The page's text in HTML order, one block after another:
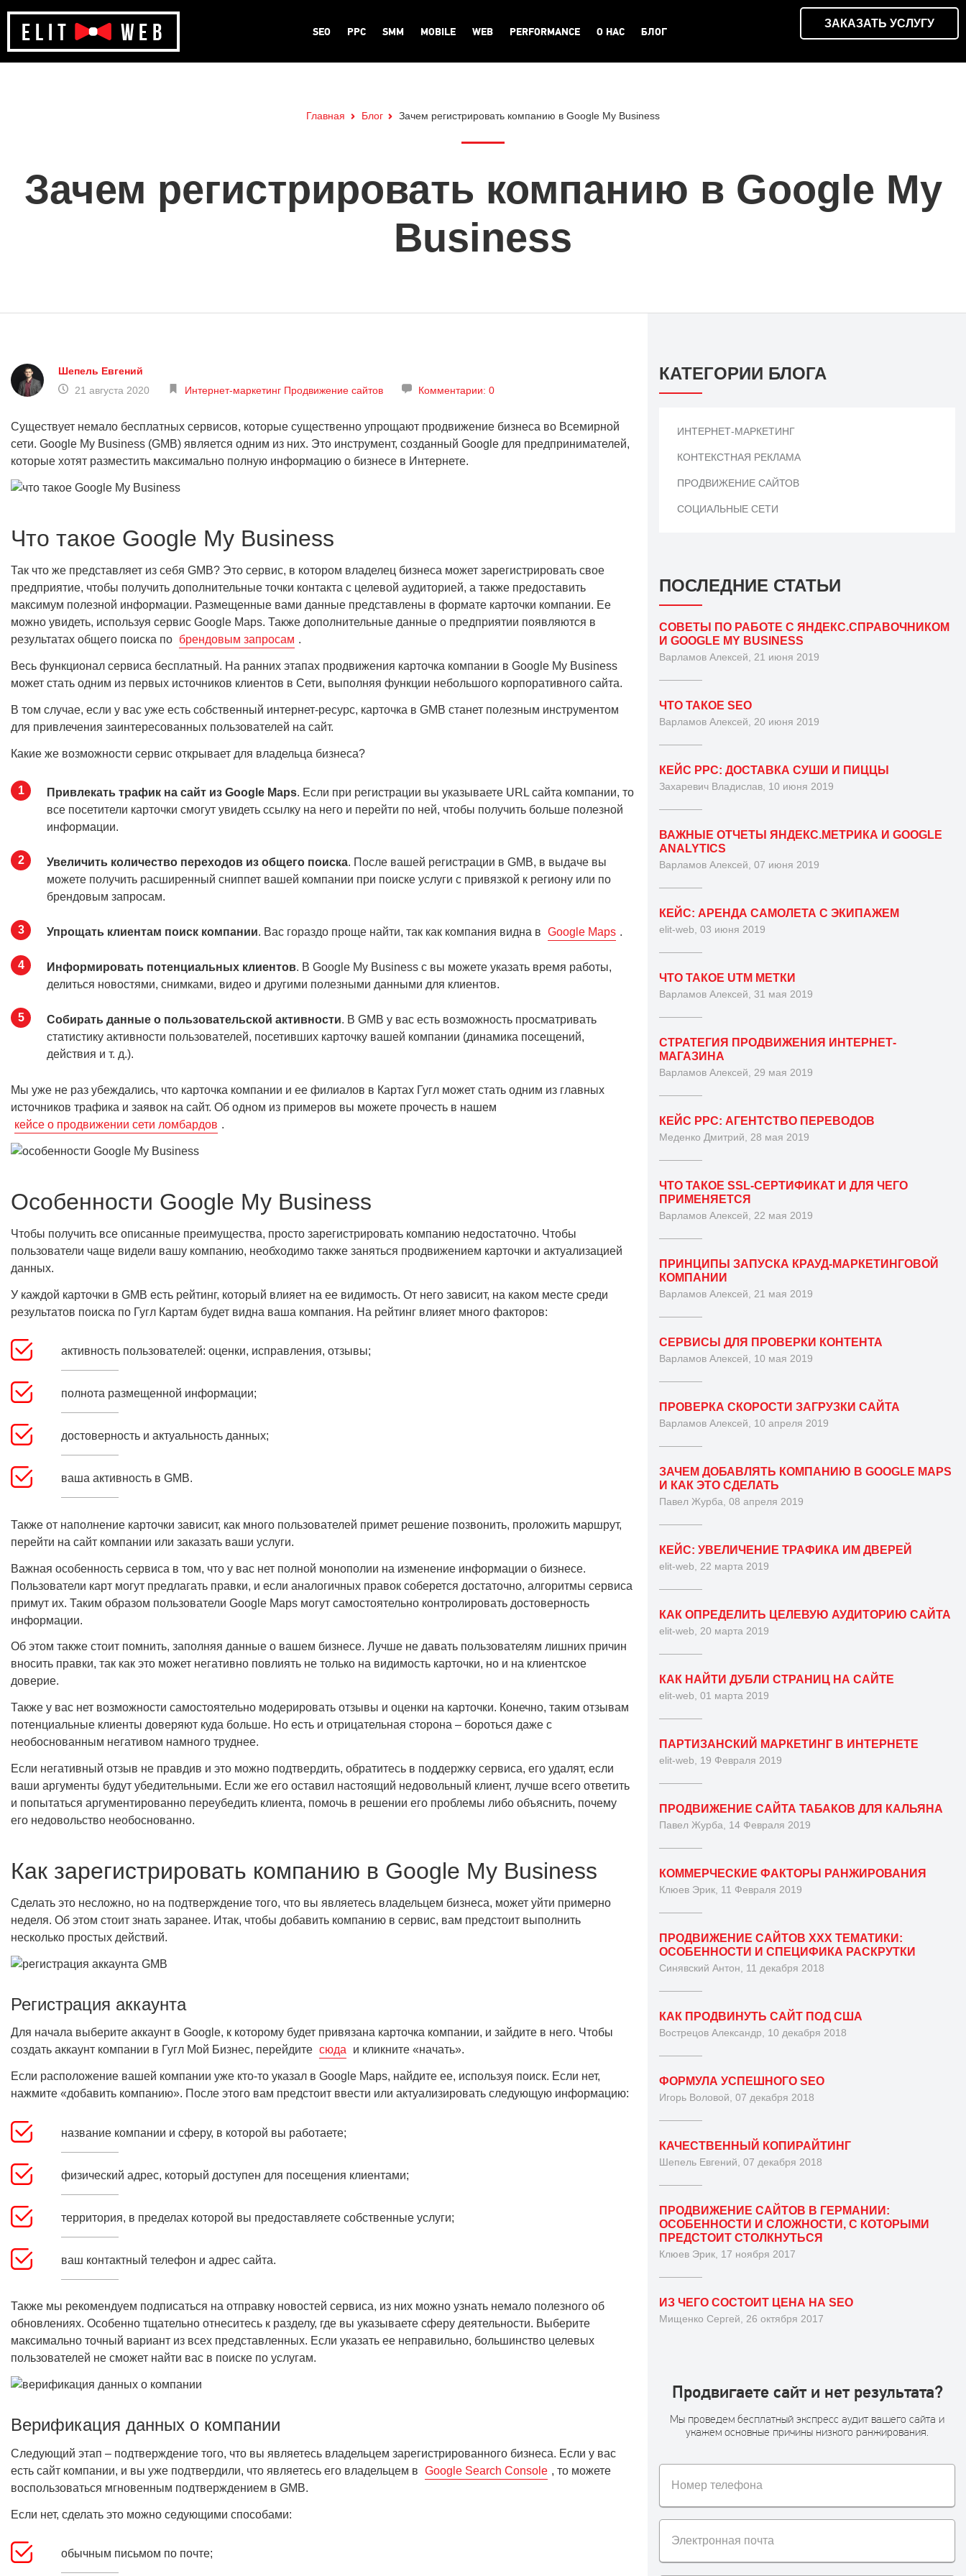
SEO PPC SMM MOBILE WEB PERFORMANCE О НАС БЛОГ
ЗАКАЗАТЬ УСЛУГУ
Главная Блог Зачем регистрировать компанию в Google My Business
Зачем регистрировать компанию в Google My
Business
Шепель Евгений
21 августа 2020
Интернет-маркетинг Продвижение сайтов Комментарии: 0
Существует немало бесплатных сервисов, которые существенно упрощают продвижение бизнеса во Всемирной
сети. Google My Business (GMB) является одним из них. Это инструмент, созданный Google для предпринимателей,
которые хотят разместить максимально полную информацию о бизнесе в Интернете.
Что такое Google My Business
Так что же представляет из себя GMB? Это сервис, в котором владелец бизнеса может зарегистрировать свое
предприятие, чтобы получить дополнительные точки контакта с целевой аудиторией, а также предоставить
максимум полезной информации. Размещенные вами данные представлены в формате карточки компании. Ее
можно увидеть, используя сервис Google Maps. Также дополнительные данные о предприятии появляются в
результатах общего поиска по брендовым запросам .
Весь функционал сервиса бесплатный. На ранних этапах продвижения карточка компании в Google My Business
может стать одним из первых источников клиентов в Сети, выполняя функции небольшого корпоративного сайта.
В том случае, если у вас уже есть собственный интернет-ресурс, карточка в GMB станет полезным инструментом
для привлечения заинтересованных пользователей на сайт.
Какие же возможности сервис открывает для владельца бизнеса?
Привлекать трафик на сайт из Google Maps. Если при регистрации вы указываете URL сайта компании, то
все посетители карточки смогут увидеть ссылку на него и перейти по ней, чтобы получить больше полезной
информации.
Увеличить количество переходов из общего поиска. После вашей регистрации в GMB, в выдаче вы
можете получить расширенный сниппет вашей компании при поиске услуги с привязкой к региону или по
брендовым запросам.
Упрощать клиентам поиск компании. Вас гораздо проще найти, так как компания видна в Google Maps .
Информировать потенциальных клиентов. В Google My Business с вы можете указать время работы,
делиться новостями, снимками, видео и другими полезными данными для клиентов.
Собирать данные о пользовательской активности. В GMB у вас есть возможность просматривать
статистику активности пользователей, посетивших карточку вашей компании (динамика посещений,
действия и т. д.).
Мы уже не раз убеждались, что карточка компании и ее филиалов в Картах Гугл может стать одним из главных
источников трафика и заявок на сайт. Об одном из примеров вы можете прочесть в нашем
кейсе о продвижении сети ломбардов .
Особенности Google My Business
Чтобы получить все описанные преимущества, просто зарегистрировать компанию недостаточно. Чтобы
пользователи чаще видели вашу компанию, необходимо также заняться продвижением карточки и актуализацией
данных.
У каждой карточки в GMB есть рейтинг, который влияет на ее видимость. От него зависит, на каком месте среди
результатов поиска по Гугл Картам будет видна ваша компания. На рейтинг влияет много факторов:
активность пользователей: оценки, исправления, отзывы;
полнота размещенной информации;
достоверность и актуальность данных;
ваша активность в GMB.
Также от наполнение карточки зависит, как много пользователей примет решение позвонить, проложить маршрут,
перейти на сайт компании или заказать ваши услуги.
Важная особенность сервиса в том, что у вас нет полной монополии на изменение информации о бизнесе.
Пользователи карт могут предлагать правки, и если аналогичных правок соберется достаточно, алгоритмы сервиса
примут их. Таким образом пользователи Google Maps могут самостоятельно контролировать достоверность
информации.
Об этом также стоит помнить, заполняя данные о вашем бизнесе. Лучше не давать пользователям лишних причин
вносить правки, так как это может негативно повлиять не только на видимость карточки, но и на клиентское
доверие.
Также у вас нет возможности самостоятельно модерировать отзывы и оценки на карточки. Конечно, таким отзывам
потенциальные клиенты доверяют куда больше. Но есть и отрицательная сторона – бороться даже с
необоснованным негативом намного труднее.
Если негативный отзыв не правдив и это можно подтвердить, обратитесь в поддержку сервиса, его удалят, если
ваши аргументы будут убедительными. Если же его оставил настоящий недовольный клиент, лучше всего ответить
и попытаться аргументированно переубедить клиента, помочь в решении его проблемы либо объяснить, почему
его недовольство необоснованно.
Как зарегистрировать компанию в Google My Business
Сделать это несложно, но на подтверждение того, что вы являетесь владельцем бизнеса, может уйти примерно
неделя. Об этом стоит знать заранее. Итак, чтобы добавить компанию в сервис, вам предстоит выполнить
несколько простых действий.
Регистрация аккаунта
Для начала выберите аккаунт в Google, к которому будет привязана карточка компании, и зайдите в него. Чтобы
создать аккаунт компании в Гугл Мой Бизнес, перейдите сюда и кликните «начать».
Если расположение вашей компании уже кто-то указал в Google Maps, найдите ее, используя поиск. Если нет,
нажмите «добавить компанию». После этого вам предстоит ввести или актуализировать следующую информацию:
название компании и сферу, в которой вы работаете;
физический адрес, который доступен для посещения клиентами;
территория, в пределах которой вы предоставляете собственные услуги;
ваш контактный телефон и адрес сайта.
Также мы рекомендуем подписаться на отправку новостей сервиса, из них можно узнать немало полезного об
обновлениях. Особенно тщательно отнеситесь к разделу, где вы указываете сферу деятельности. Выберите
максимально точный вариант из всех представленных. Если указать ее неправильно, большинство целевых
пользователей не сможет найти вас в поиске по услугам.
Верификация данных о компании
Следующий этап – подтверждение того, что вы являетесь владельцем зарегистрированного бизнеса. Если у вас
есть сайт компании, и вы уже подтвердили, что являетесь его владельцем в Google Search Console , то можете
воспользоваться мгновенным подтверждением в GMB.
Если нет, сделать это можно седующими способами:
обычным письмом по почте;
КАТЕГОРИИ БЛОГА
ИНТЕРНЕТ-МАРКЕТИНГ
КОНТЕКСТНАЯ РЕКЛАМА
ПРОДВИЖЕНИЕ САЙТОВ
СОЦИАЛЬНЫЕ СЕТИ
ПОСЛЕДНИЕ СТАТЬИ
СОВЕТЫ ПО РАБОТЕ С ЯНДЕКС.СПРАВОЧНИКОМ
И GOOGLE MY BUSINESS
Варламов Алексей, 21 июня 2019
ЧТО ТАКОЕ SEO
Варламов Алексей, 20 июня 2019
КЕЙС PPC: ДОСТАВКА СУШИ И ПИЦЦЫ
Захаревич Владислав, 10 июня 2019
ВАЖНЫЕ ОТЧЕТЫ ЯНДЕКС.МЕТРИКА И GOOGLE
ANALYTICS
Варламов Алексей, 07 июня 2019
КЕЙС: АРЕНДА САМОЛЕТА С ЭКИПАЖЕМ
elit-web, 03 июня 2019
ЧТО ТАКОЕ UTM МЕТКИ
Варламов Алексей, 31 мая 2019
СТРАТЕГИЯ ПРОДВИЖЕНИЯ ИНТЕРНЕТ-
МАГАЗИНА
Варламов Алексей, 29 мая 2019
КЕЙС PPC: АГЕНТСТВО ПЕРЕВОДОВ
Меденко Дмитрий, 28 мая 2019
ЧТО ТАКОЕ SSL-СЕРТИФИКАТ И ДЛЯ ЧЕГО
ПРИМЕНЯЕТСЯ
Варламов Алексей, 22 мая 2019
ПРИНЦИПЫ ЗАПУСКА КРАУД-МАРКЕТИНГОВОЙ
КОМПАНИИ
Варламов Алексей, 21 мая 2019
СЕРВИСЫ ДЛЯ ПРОВЕРКИ КОНТЕНТА
Варламов Алексей, 10 мая 2019
ПРОВЕРКА СКОРОСТИ ЗАГРУЗКИ САЙТА
Варламов Алексей, 10 апреля 2019
ЗАЧЕМ ДОБАВЛЯТЬ КОМПАНИЮ В GOOGLE MAPS
И КАК ЭТО СДЕЛАТЬ
Павел Журба, 08 апреля 2019
КЕЙС: УВЕЛИЧЕНИЕ ТРАФИКА ИМ ДВЕРЕЙ
elit-web, 22 марта 2019
КАК ОПРЕДЕЛИТЬ ЦЕЛЕВУЮ АУДИТОРИЮ САЙТА
elit-web, 20 марта 2019
КАК НАЙТИ ДУБЛИ СТРАНИЦ НА САЙТЕ
elit-web, 01 марта 2019
ПАРТИЗАНСКИЙ МАРКЕТИНГ В ИНТЕРНЕТЕ
elit-web, 19 Февраля 2019
ПРОДВИЖЕНИЕ САЙТА ТАБАКОВ ДЛЯ КАЛЬЯНА
Павел Журба, 14 Февраля 2019
КОММЕРЧЕСКИЕ ФАКТОРЫ РАНЖИРОВАНИЯ
Клюев Эрик, 11 Февраля 2019
ПРОДВИЖЕНИЕ САЙТОВ XXX ТЕМАТИКИ:
ОСОБЕННОСТИ И СПЕЦИФИКА РАСКРУТКИ
Синявский Антон, 11 декабря 2018
КАК ПРОДВИНУТЬ САЙТ ПОД США
Вострецов Александр, 10 декабря 2018
ФОРМУЛА УСПЕШНОГО SEO
Игорь Воловой, 07 декабря 2018
КАЧЕСТВЕННЫЙ КОПИРАЙТИНГ
Шепель Евгений, 07 декабря 2018
ПРОДВИЖЕНИЕ САЙТОВ В ГЕРМАНИИ:
ОСОБЕННОСТИ И СЛОЖНОСТИ, С КОТОРЫМИ
ПРЕДСТОИТ СТОЛКНУТЬСЯ
Клюев Эрик, 17 ноября 2017
ИЗ ЧЕГО СОСТОИТ ЦЕНА НА SEO
Мищенко Сергей, 26 октября 2017
Продвигаете сайт и нет результата?
Мы проведем бесплатный экспресс аудит вашего сайта и
укажем основные причины низкого ранжирования.